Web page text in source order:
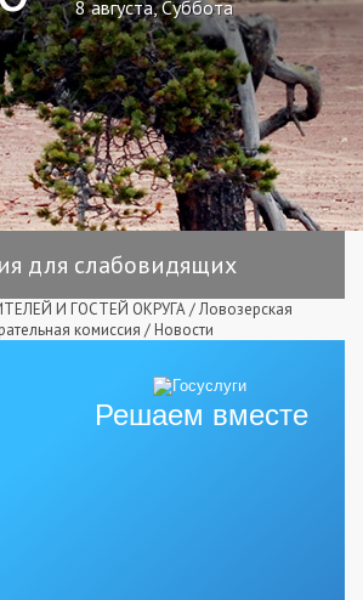
8 августа, Суббота
для слабовидящих
И ГОСТЕЙ ОКРУГА/Ловозерская
комиссия / Новости
Решаем вместе